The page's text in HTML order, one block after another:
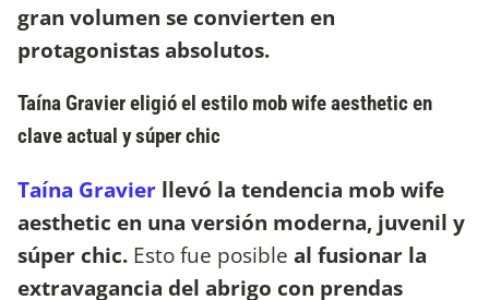
gran volumen se convierten en
protagonistas absolutos.
Taína Gravier eligió el estilo mob wife aesthetic en
clave actual y súper chic
Taína Gravier llevó la tendencia mob wife
aesthetic en una versión moderna, juvenil y
súper chic. Esto fue posible al fusionar la
extravagancia del abrigo con prendas